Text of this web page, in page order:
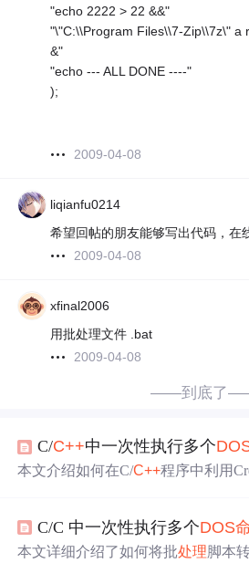
"echo 2222 > 22 &&"
"\"C:\\Program Files\\7-Zip\\7z\" a
&"
"echo --- ALL DONE ----"
);
2009-04-08
liqianfu0214
希望回帖的朋友能够写出代码，在
2009-04-08
xfinal2006
用批处理文件 .bat
2009-04-08
——到底了
C/C++中一次性执行多个
本文介绍如何在C/C++程序中利用
转EXE的安全性和保密性问题，适
的场景。
C/C 中一次性执行多个DOS
本文详细介绍了如何将批处理脚本